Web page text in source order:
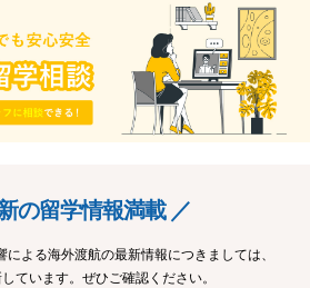
の留学情報満載 ／
よる海外渡航の最新情報につきましては、
ています。ぜひご確認ください。